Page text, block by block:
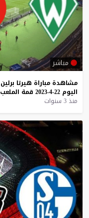
مباشر
مشاهدة مباراة هيرتا برلين
اليوم 22-4-2023 قمة الملعب
منذ 3 سنوات